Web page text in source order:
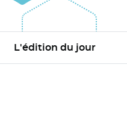
L'édition du jour